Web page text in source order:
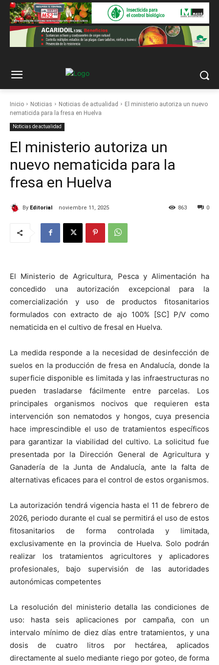
Inicio Noticias Noticias de actualidad
El ministerio autoriza un nuevo
nematicida para la fresa en Huelva
Noticias de actualidad
El ministerio autoriza un
nuevo nematicida para la
fresa en Huelva
By Editorial noviembre 11, 2025 0
863
El Ministerio de Agricultura, Pesca y Alimentación ha
concedido una autorización excepcional para la
comercialización y uso de productos fitosanitarios
formulados con extracto de ajo 100% [SC] P/V como
nematicida en el cultivo de fresal en Huelva.
La medida responde a la necesidad de desinfección de
suelos en la producción de fresa en Andalucía, donde la
superficie disponible es limitada y las infraestructuras no
pueden trasladarse fácilmente entre parcelas. Los
principales organismos nocivos que requieren esta
intervención son nematodos y hongos, cuya presencia
hace imprescindible el uso de tratamientos específicos
para garantizar la viabilidad del cultivo. La solicitud fue
presentada por la Dirección General de Agricultura y
Ganadería de la Junta de Andalucía, ante la falta de
alternativas eficaces para el control de estos organismos.
La autorización tendrá vigencia hasta el 11 de febrero de
2026, periodo durante el cual se permitirá el uso de estos
fitosanitarios de forma controlada y limitada,
exclusivamente en la provincia de Huelva. Solo podrán
realizar los tratamientos agricultores y aplicadores
profesionales, bajo supervisión de las autoridades
autonómicas competentes
La resolución del ministerio detalla las condiciones de
uso: hasta seis aplicaciones por campaña, con un
intervalo mínimo de diez días entre tratamientos, y una
dosis de cuatro litros por hectárea, aplicados
directamente al suelo mediante riego por goteo, de forma